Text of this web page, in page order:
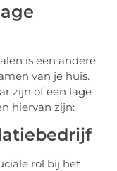
is een andere
van je huis.
zijn of een lage
hiervan zijn:
rol bij het